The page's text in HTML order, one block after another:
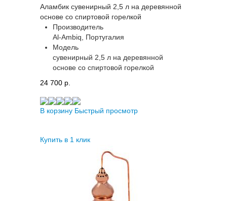
Аламбик сувенирный 2,5 л на деревянной
основе со спиртовой горелкой
Производитель
Al-Ambiq, Португалия
Модель
сувенирный 2,5 л на деревянной
основе со спиртовой горелкой
24 700 p.
В корзину Быстрый просмотр
Купить в 1 клик